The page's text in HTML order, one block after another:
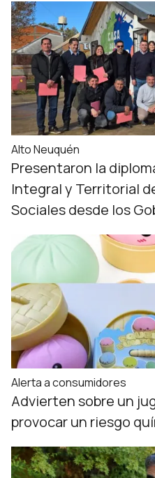
Alto Neuquén
Presentaron la
Integral y Territorial
Sociales desde los
Alerta a consumidores
Advierten sobre un
provocar un riesgo